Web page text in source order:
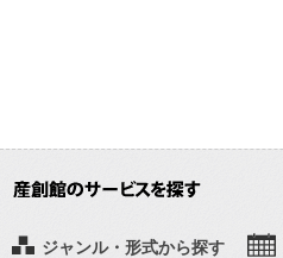
ジャンル・形式から探す